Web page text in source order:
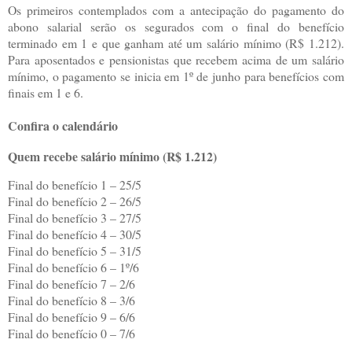
Os primeiros contemplados com a antecipação do pagamento do
abono salarial serão os segurados com o final do benefício
terminado em 1 e que ganham até um salário mínimo (R$ 1.212).
Para aposentados e pensionistas que recebem acima de um salário
mínimo, o pagamento se inicia em 1º de junho para benefícios com
finais em 1 e 6.
Confira o calendário
Quem recebe salário mínimo (R$ 1.212)
Final do benefício 1 – 25/5
Final do benefício 2 – 26/5
Final do benefício 3 – 27/5
Final do benefício 4 – 30/5
Final do benefício 5 – 31/5
Final do benefício 6 – 1º/6
Final do benefício 7 – 2/6
Final do benefício 8 – 3/6
Final do benefício 9 – 6/6
Final do benefício 0 – 7/6